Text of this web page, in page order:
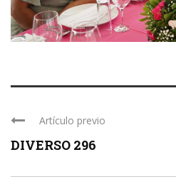
Artículo previo
DIVERSO 296